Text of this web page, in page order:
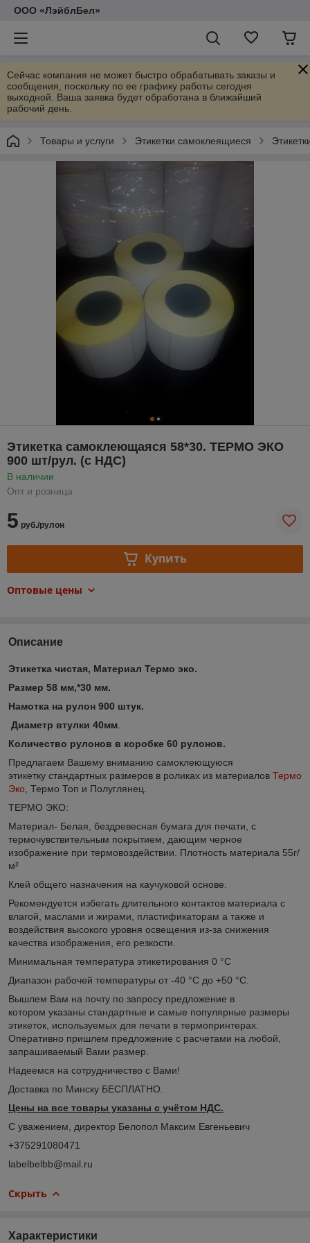
ООО «ЛэйблБел»
Сейчас компания не может быстро обрабатывать заказы и
сообщения, поскольку по ее графику работы сегодня
выходной. Ваша заявка будет обработана в ближайший
рабочий день.
Товары и услуги Этикетки самоклеящиеся
Этикетка самоклеющаяся 58*30. ТЕРМО ЭКО
900 шт/рул. (с НДС)
В наличии
Опт и розница
5 руб./рулон
Купить
Оптовые цены
Описание
Этикетка чистая, Материал Термо эко.
Размер 58 мм,*30 мм.
Намотка на рулон 900 штук.
Диаметр втулки 40мм
Количество рулонов в коробке 60 рулонов.
Предлагаем Вашему вниманию самоклеющуюся
этикетку стандартных размеров в роликах из материалов Термо
Эко , Термо Топ и Полуглянец.
ТЕРМО ЭКО:
Материал- Белая, бездревесная бумага для печати, с
термочувствительным покрытием, дающим черное
изображение при термовоздействии. Плотность материала 55г/
м²
Клей общего назначения на каучуковой основе.
Рекомендуется избегать длительного контактов материала с
влагой, маслами и жирами, пластификаторам а также и
воздействия высокого уровня освещения из-за снижения
качества изображения, его резкости.
Минимальная температура этикетирования 0 °C
Диапазон рабочей температуры от -40 °C до +50 °C.
Вышлем Вам на почту по запросу предложение в
котором указаны стандартные и самые популярные размеры
этикеток, используемых для печати в термопринтерах.
Оперативно пришлем предложение с расчетами на любой,
запрашиваемый Вами размер.
Надеемся на сотрудничество с Вами!
Доставка по Минску БЕСПЛАТНО.
Цены на все товары указаны с учётом НДС.
С уважением, директор Белопол Максим Евгеньевич
+375291080471
labelbelbb@mail.ru
Скрыть
Характеристики